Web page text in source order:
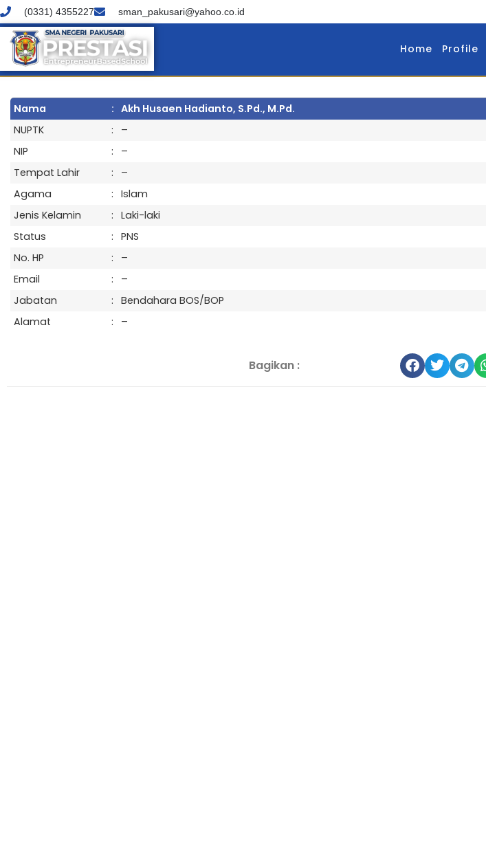
(0331) 4355227 sman_pakusari@yahoo.co.id
Home Profile
Nama : Akh Husaen Hadianto, S.Pd., M.Pd.
NUPTK
:
–
NIP
:
–
Tempat Lahir
:
–
Agama
: Islam
Jenis Kelamin
: Laki-laki
Status
: PNS
No. HP
:
–
Email
:
–
Jabatan
: Bendahara BOS/BOP
Alamat
: –
Bagikan :